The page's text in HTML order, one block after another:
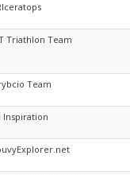
Triathlon Team
Team
Inspiration